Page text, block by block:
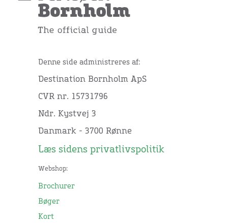
Denne side administreres af:
Destination Bornholm ApS
CVR nr. 15731796
Ndr. Kystvej 3
Danmark - 3700 Rønne
Læs sidens privatlivspolitik
Webshop:
Brochurer
Bøger
Kort